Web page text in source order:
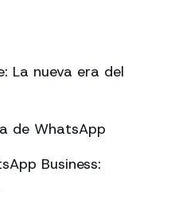
La nueva era del
de WhatsApp
Business: